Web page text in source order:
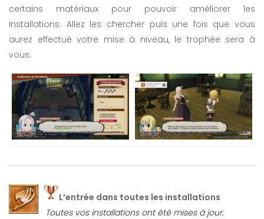
certains matériaux pour pouvoir améliorer les
installations. Allez les chercher puis une fois que vous
aurez effectué votre mise à niveau, le trophée sera à
vous.
L’entrée dans toutes les installations
Toutes vos installations ont été mises à jour.